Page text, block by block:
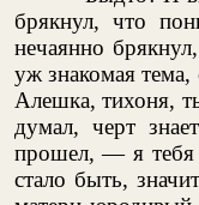
брякнул, что
нечаянно
уж знакомая
Алешка, тихоня,
думал, черт
прошел, — я тебя
стало быть,